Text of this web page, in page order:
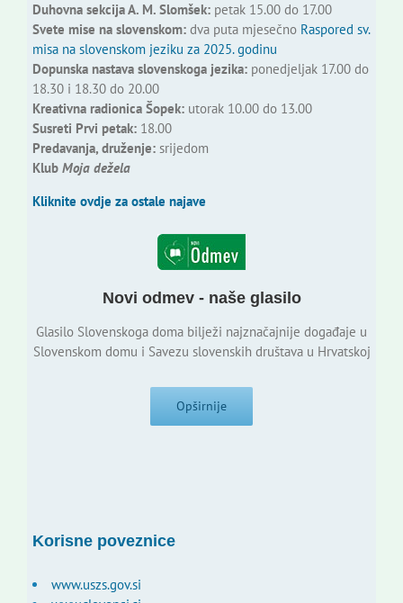
Duhovna sekcija A. M. Slomšek:petak 15.00 do 17.00
Svete mise na slovenskom:dva puta mjesečno Raspored sv.
misa na slovenskom jeziku za 2025. godinu
Dopunska nastava slovenskoga jezika:ponedjeljak 17.00 do
18.30 i 18.30 do 20.00
Kreativna radionica Šopek:utorak 10.00 do 13.00
Susreti Prvi petak:18.00
Predavanja, druženje:srijedom
Klub Moja dežela
Kliknite ovdje za ostale najave
Novi odmev - naše glasilo
Glasilo Slovenskoga doma bilježi najznačajnije događaje u
Slovenskom domu i Savezu slovenskih društava u Hrvatskoj
Opširnije
Korisne poveznice
www.uszs.gov.si